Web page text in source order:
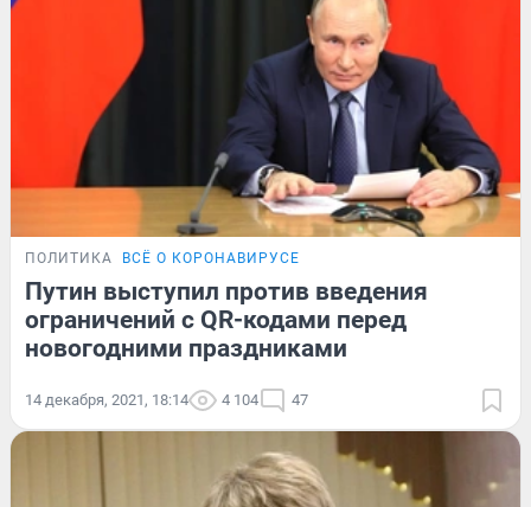
ПОЛИТИКА ВСЁ О КОРОНАВИРУСЕ
Путин выступил против введения
ограничений с QR-кодами перед
новогодними праздниками
14 декабря, 2021, 18:14 4 104 47